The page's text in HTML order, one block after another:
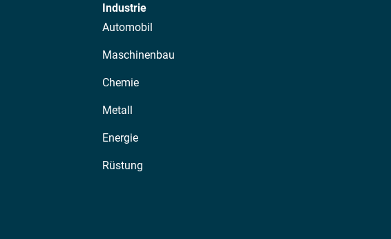
Industrie
Automobil
Maschinenbau
Chemie
Metall
Energie
Rüstung